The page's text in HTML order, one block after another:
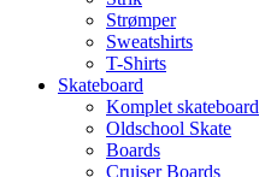
Strømper
Sweatshirts
T-Shirts
Skateboard
Komplet skateboard
Oldschool Skate
Boards
Cruiser Boards